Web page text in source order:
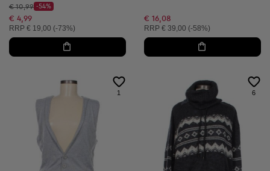
Startpreis:
€ 10,99
Discount Price:
-54%
Reduzierter Preis:
€ 4,99
Unverbindliche Preisempfehlung:
RRP € 19,00 (-73%)
€ 16,08
Unverbindliche Preisempfehlung:
RRP € 39,00 (-58%)
1 6